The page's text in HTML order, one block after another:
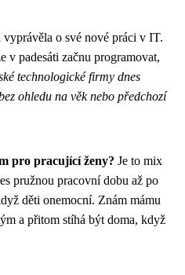
o své nové práci v IT.
v padesáti začnu programovat,
technologické firmy dnes
ohledu na věk nebo předchozí
pro pracující ženy? Je to mix
pružnou pracovní dobu až po
děti onemocní. Znám mámu
a přitom stíhá být doma, když